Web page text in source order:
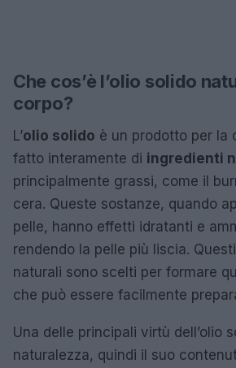
Che cos’è l’olio solido
corpo?
L’olio solido è un prodotto per la
fatto interamente di ingredienti
principalmente grassi, come il
cera. Queste sostanze, quando
pelle, hanno effetti idratanti e
rendendo la pelle più liscia.
naturali sono scelti per formare
che può essere facilmente
Una delle principali virtù dell’olio
naturalezza, quindi il suo